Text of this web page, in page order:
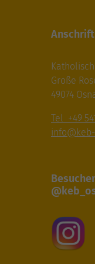
Anschrift
Große
49074
Tel +49